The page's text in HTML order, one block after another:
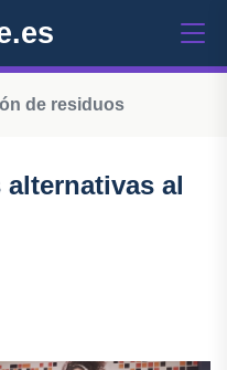
de residuos
al